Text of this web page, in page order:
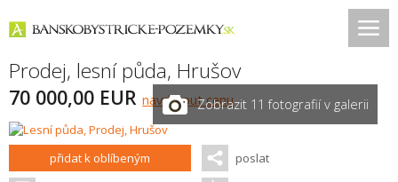
Prodej, lesní půda, Hrušov
70 000,00 EUR navrhnout cenuZobrazit 11 fotografií v galerii
přidat k oblíbeným poslat